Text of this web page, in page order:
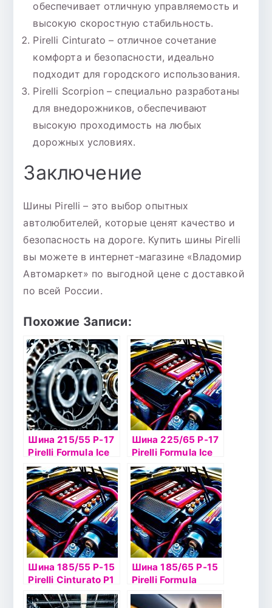
обеспечивает отличную управляемость и
высокую скоростную стабильность.
Pirelli Cinturato – отличное сочетание
комфорта и безопасности, идеально
подходит для городского использования.
Pirelli Scorpion – специально разработаны
для внедорожников, обеспечивают
высокую проходимость на любых
дорожных условиях.
Заключение
Шины Pirelli – это выбор опытных
автолюбителей, которые ценят качество и
безопасность на дороге. Купить шины Pirelli
вы можете в интернет-магазине «Владомир
Автомаркет» по выгодной цене с доставкой
по всей России.
Похожие Записи:
Шина 215/55 Р-17
Pirelli Formula Ice
98T б/к шип
Шина 225/65 Р-17
Pirelli Formula Ice
102T б/к шип
Шина 185/55 Р-15
Pirelli Cinturato P1
Verde 82Н б/к
Шина 185/65 Р-15
Pirelli Formula
Energy 92T TL